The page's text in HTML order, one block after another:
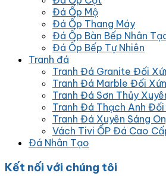
Đá Ốp Mộ
Đá Ốp Thang Máy
Đá Ốp Bàn Bếp Nhân
Đá Ốp Bếp Tự Nhiên
Tranh đá
Tranh Đá Granite Đối
Tranh Đá Marble Đối
Tranh Đá Sơn Thủy
Tranh Đá Thạch Anh Đối
Tranh Đá Xuyên Sáng
Vách Tivi ỐP Đá Cao
Đá Nhân Tạo
Kết nối với chúng tôi